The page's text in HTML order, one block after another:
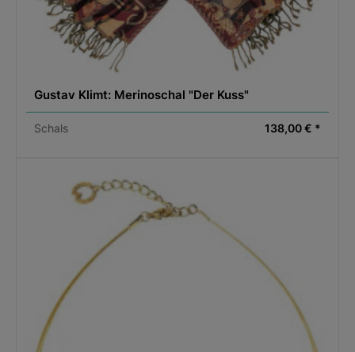
Gustav Klimt: Merinoschal "Der Kuss"
Schals 138,00 € *